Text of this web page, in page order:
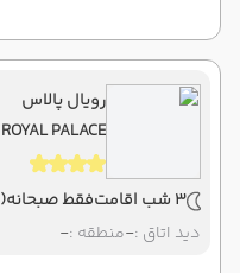
رویال پالاس
ROYAL PALACE
3 شب اقامت
فقط صبحانه(BB)
دید اتاق :-منطقه :-